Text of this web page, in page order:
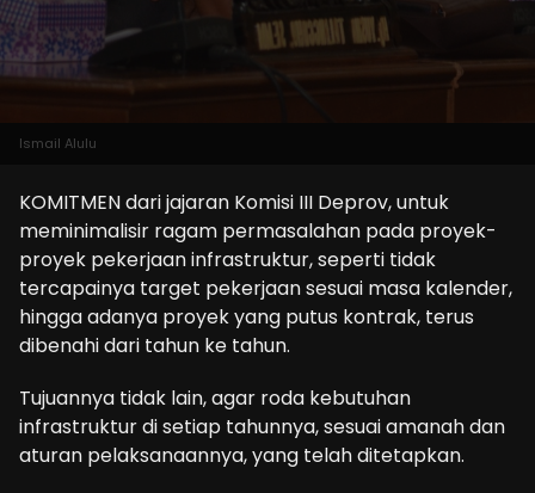
Ismail Alulu
KOMITMEN dari jajaran Komisi III Deprov, untuk
meminimalisir ragam permasalahan pada proyek-
proyek pekerjaan infrastruktur, seperti tidak
tercapainya target pekerjaan sesuai masa kalender,
hingga adanya proyek yang putus kontrak, terus
dibenahi dari tahun ke tahun.
Tujuannya tidak lain, agar roda kebutuhan
infrastruktur di setiap tahunnya, sesuai amanah dan
aturan pelaksanaannya, yang telah ditetapkan.